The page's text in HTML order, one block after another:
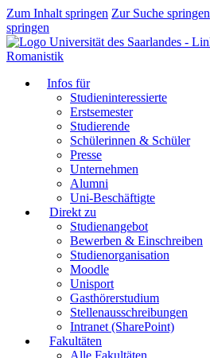
Zum Inhalt springen Zur Suche springen
springen
Romanistik
Infos für
Studieninteressierte
Erstsemester
Studierende
Schülerinnen & Schüler
Presse
Unternehmen
Alumni
Uni-Beschäftigte
Direkt zu
Studienangebot
Bewerben & Einschreiben
Studienorganisation
Moodle
Unisport
Gasthörerstudium
Stellenausschreibungen
Intranet (SharePoint)
Fakultäten
Alle Fakultäten